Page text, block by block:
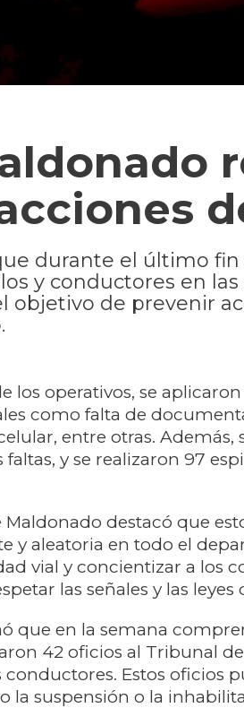
durante el último fin
y conductores en
objetivo de prevenir
los operativos, se
como falta de
entre otras. Además,
y se realizaron 97
destacó que
y aleatoria en todo el
vial y concientizar a los
las señales y las leyes
que en la semana
42 oficios al Tribunal
Estos oficios
la suspensión o la